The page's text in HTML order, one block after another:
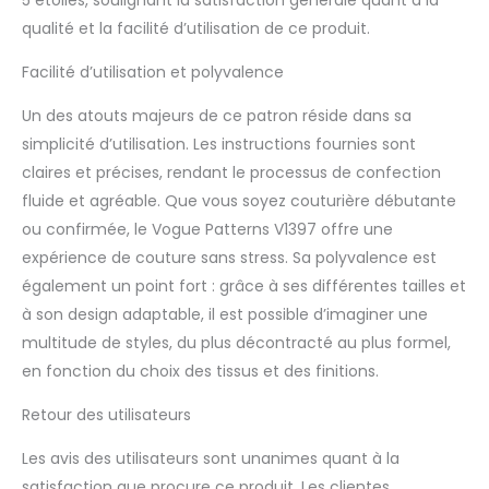
qualité et la facilité d’utilisation de ce produit.
Facilité d’utilisation et polyvalence
Un des atouts majeurs de ce patron réside dans sa
simplicité d’utilisation. Les instructions fournies sont
claires et précises, rendant le processus de confection
fluide et agréable. Que vous soyez couturière débutante
ou confirmée, le Vogue Patterns V1397 offre une
expérience de couture sans stress. Sa polyvalence est
également un point fort : grâce à ses différentes tailles et
à son design adaptable, il est possible d’imaginer une
multitude de styles, du plus décontracté au plus formel,
en fonction du choix des tissus et des finitions.
Retour des utilisateurs
Les avis des utilisateurs sont unanimes quant à la